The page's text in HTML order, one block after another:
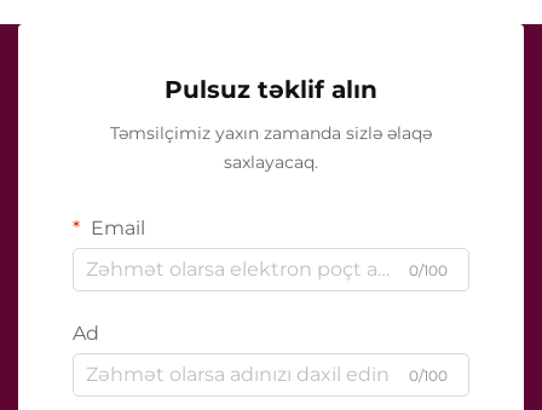
Pulsuz təklif alın
Təmsilçimiz yaxın zamanda sizlə əlaqə
saxlayacaq.
Email
0/100
Ad
0/100